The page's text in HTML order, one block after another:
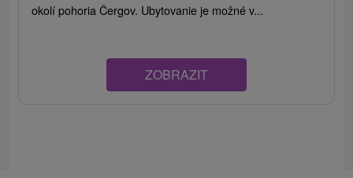
okolí pohoria Čergov. Ubytovanie je možné v...
ZOBRAZIT